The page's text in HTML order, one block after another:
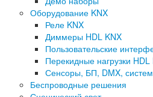
Оборудование KNX
Реле KNX
Диммеры HDL KNX
Пользовательские
Перекидные нагрузки HDL
Сенсоры, БП, DMX,
Беспроводные решения